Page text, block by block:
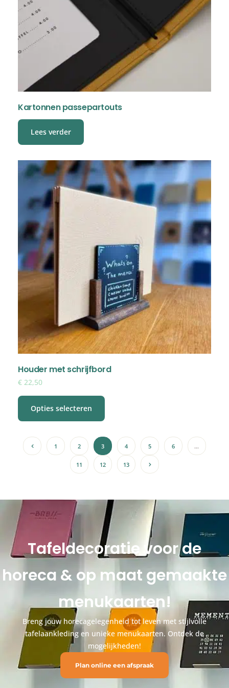
Kartonnen passepartouts
Lees verder
Houder met schrijfbord
€ 22,50
Opties selecteren
1 2 3 4 5 6 …
11 12 13
Tafeldecoratie voor de
horeca & op maat gemaakte
menukaarten!
Breng jouw horecagelegenheid tot leven met stijlvolle
tafelaankleding en unieke menukaarten. Ontdek de
mogelijkheden!
Plan online een afspraak